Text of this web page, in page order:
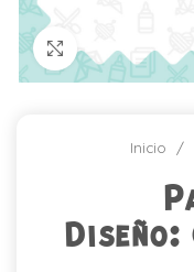
Click para
Inicio
Diseño: